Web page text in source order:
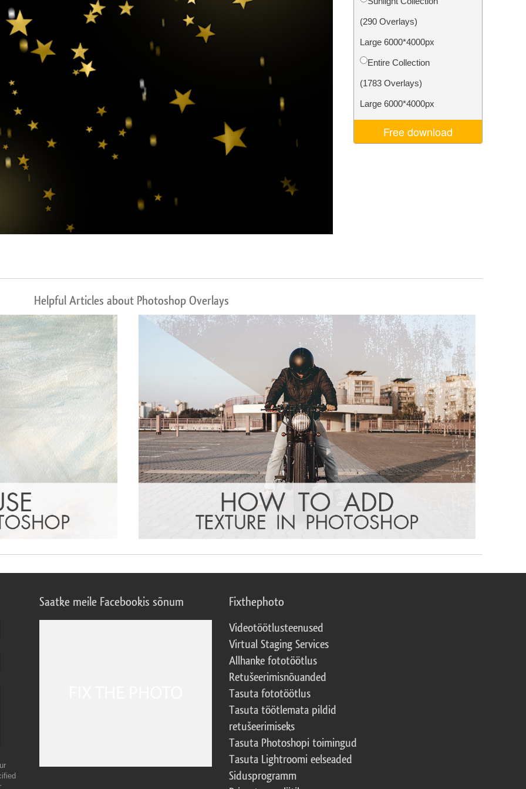
fototöötlus Ehete fotode redigeerimine
(290 Overlays)
Large 6000*4000px
Entire Collection
(1783 Overlays)
Large 6000*4000px
Free download
Helpful Articles about Photoshop Overlays
Saatke meile Facebookis sõnum Fixthephoto
Videotöötlusteenused
Virtual Staging Services
Allhanke fototöötlus
Retušeerimisnõuanded
Tasuta fototöötlus
Tasuta töötlemata pildid
retušeerimiseks
Tasuta Photoshopi toimingud
Tasuta Lightroomi eelseaded
Sidusprogramm